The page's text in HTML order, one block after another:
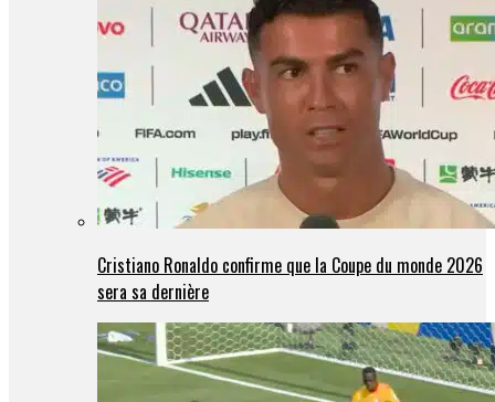
Cristiano Ronaldo confirme que la Coupe du monde 2026
sera sa dernière